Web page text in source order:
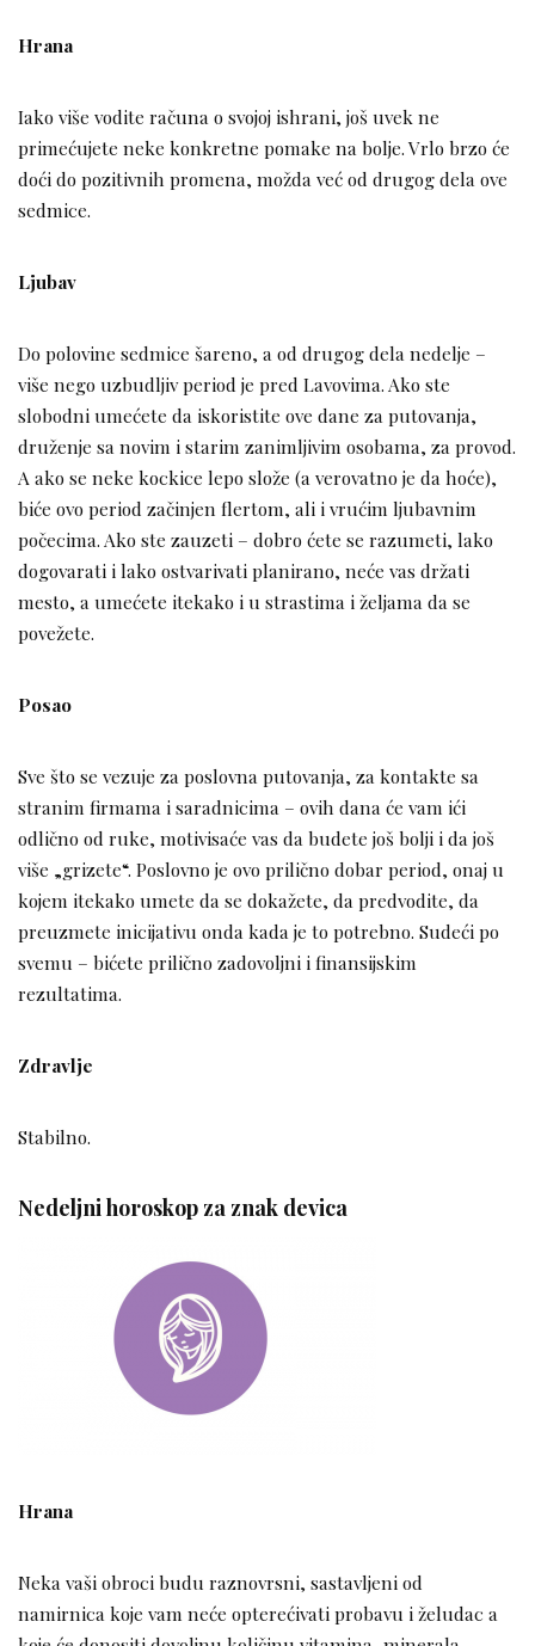
Hrana
Iako više vodite računa o svojoj ishrani, još uvek ne
primećujete neke konkretne pomake na bolje. Vrlo brzo će
doći do pozitivnih promena, možda već od drugog dela ove
sedmice.
Ljubav
Do polovine sedmice šareno, a od drugog dela nedelje –
više nego uzbudljiv period je pred Lavovima. Ako ste
slobodni umećete da iskoristite ove dane za putovanja,
druženje sa novim i starim zanimljivim osobama, za provod.
A ako se neke kockice lepo slože (a verovatno je da hoće),
biće ovo period začinjen flertom, ali i vrućim ljubavnim
počecima. Ako ste zauzeti – dobro ćete se razumeti, lako
dogovarati i lako ostvarivati planirano, neće vas držati
mesto, a umećete itekako i u strastima i željama da se
povežete.
Posao
Sve što se vezuje za poslovna putovanja, za kontakte sa
stranim firmama i saradnicima – ovih dana će vam ići
odlično od ruke, motivisaće vas da budete još bolji i da još
više „grizete“. Poslovno je ovo prilično dobar period, onaj u
kojem itekako umete da se dokažete, da predvodite, da
preuzmete inicijativu onda kada je to potrebno. Sudeći po
svemu – bićete prilično zadovoljni i finansijskim
rezultatima.
Zdravlje
Stabilno.
Nedeljni horoskop za znak devica
Hrana
Neka vaši obroci budu raznovrsni, sastavljeni od
namirnica koje vam neće opterećivati probavu i želudac a